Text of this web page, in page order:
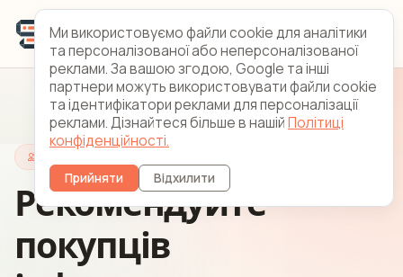
Рекомендуйте
покупців
Ми використовуємо файли cookie для аналітики
та персоналізованої або неперсоналізованої
реклами. За вашою згодою, Google та інші
партнери можуть використовувати файли cookie
та ідентифікатори реклами для персоналізації
реклами. Дізнайтеся більше в нашійПолітиці
конфіденційності.
Прийняти Відхилити